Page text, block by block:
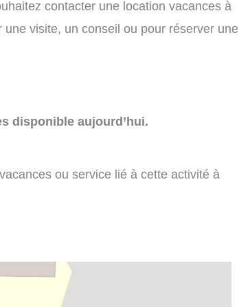
contacter une location vacances à
visite, un conseil ou pour réserver une
disponible aujourd’hui.
ou service lié à cette activité à